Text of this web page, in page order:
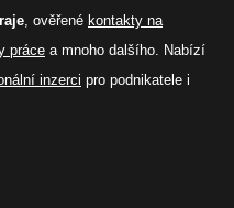
, ověřené kontakty na
práce a mnoho dalšího. Nabízí
inzerci pro podnikatele i